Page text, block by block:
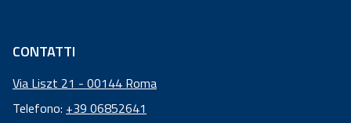
CONTATTI
Via Liszt 21 - 00144 Roma
Telefono: +39 06852641